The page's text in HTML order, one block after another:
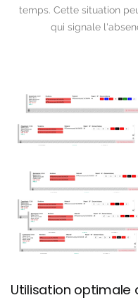
temps. Cette situation
qui signale
Utilisation optimale